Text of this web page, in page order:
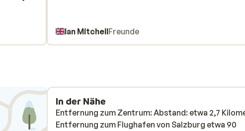
Ian MitchellFreunde
In der Nähe
Entfernung zum Zentrum: Abstand: etwa 2,7
Entfernung zum Flughafen von Salzburg etwa 90